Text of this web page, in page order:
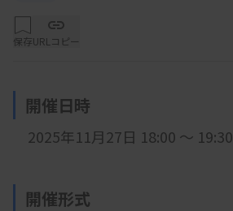
保存URLコピー
開催日時
2025年11月27日 18:00 ～ 19:30
開催形式